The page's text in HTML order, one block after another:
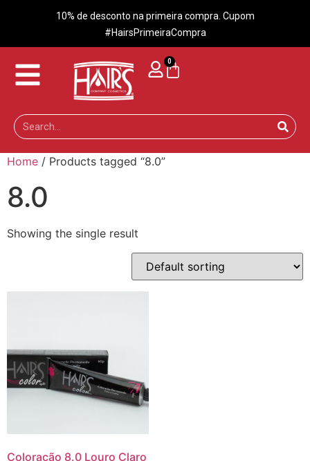
10% de desconto na primeira compra. Cupom
#HairsPrimeiraCompra
0
Home / Products tagged “8.0”
8.0
Showing the single result
Coloração 8.0 Louro Claro